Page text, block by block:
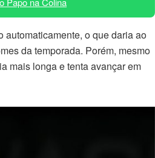
o que daria ao
da temporada. Porém, mesmo
mais longa e tenta avançar em